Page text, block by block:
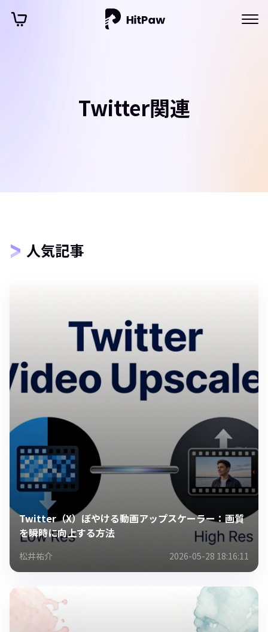
Twitter関連
人気記事
Twitter（X）ぼやける動画アップスケーラー：画質
を瞬時に向上する方法
松井祐介 2026-05-28 18:16:11